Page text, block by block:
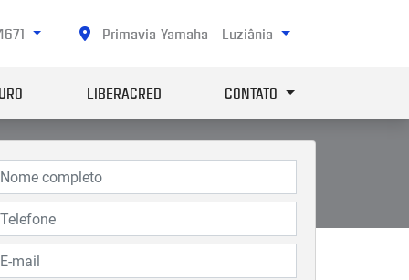
Primavia Yamaha - Luziânia
LIBERACRED CONTATO